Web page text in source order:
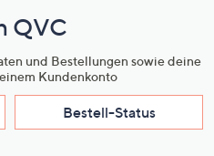
QVC
und Bestellungen sowie deine
Kundenkonto
Bestell-Status